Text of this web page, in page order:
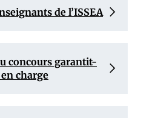
de l’ISSEA
concours garantit-
charge